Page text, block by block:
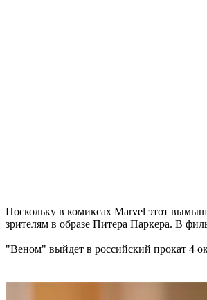
Поскольку в комиксах Marvel этот
зрителям в образе Питера Паркера. В
"Веном" выйдет в российский прокат 4